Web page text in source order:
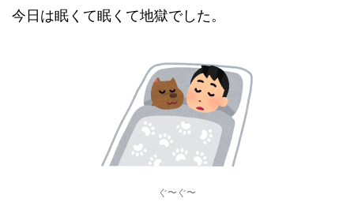
今日は眠くて眠くて地獄でした。
ぐ〜ぐ〜